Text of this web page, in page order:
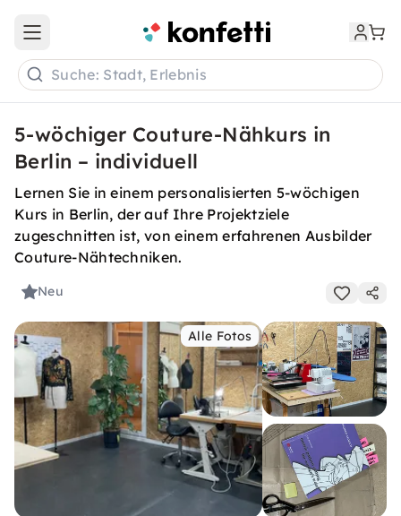
Open main menu
Suche: Stadt, Erlebnis
5-wöchiger Couture-Nähkurs in
Berlin – individuell
Lernen Sie in einem personalisierten 5-wöchigen
Kurs in Berlin, der auf Ihre Projektziele
zugeschnitten ist, von einem erfahrenen Ausbilder
Couture-Nähtechniken.
Neu
Alle Fotos